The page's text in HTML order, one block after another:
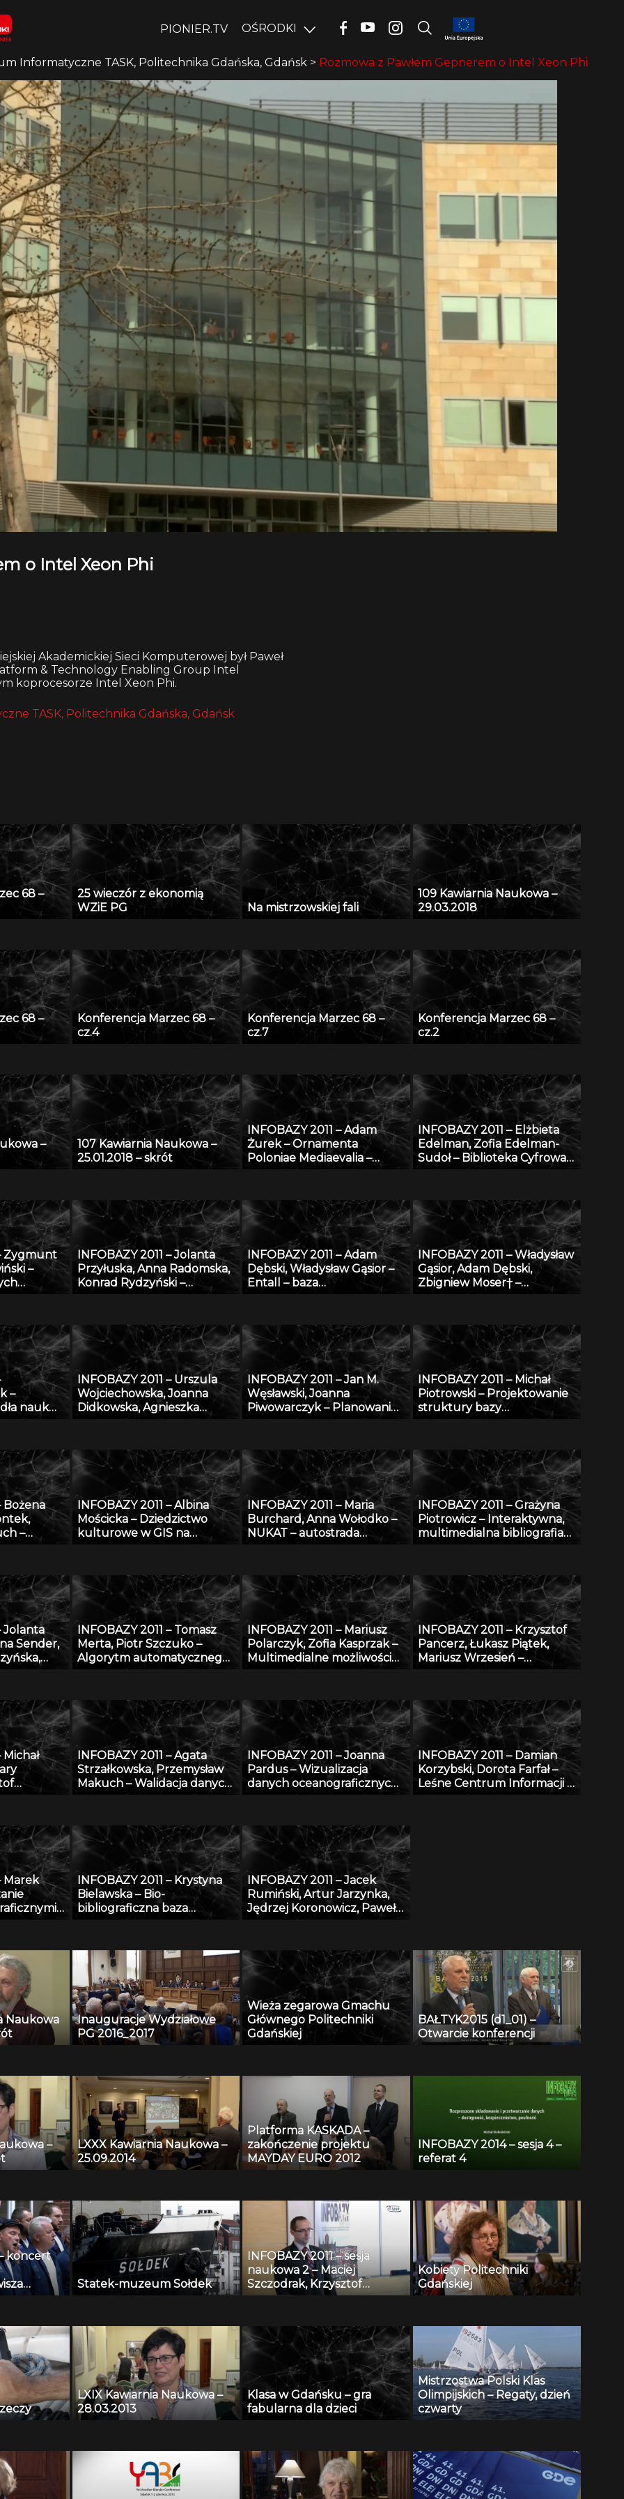
PIONIER.TV OŚRODKI
Informatyczne TASK, Politechnika Gdańska, Gdańsk > Rozmowa z Pawłem Gepnerem o Intel Xeon Phi
o Intel Xeon Phi
Akademickiej Sieci Komputerowej był Paweł
& Technology Enabling Group Intel
koprocesorze Intel Xeon Phi.
TASK, Politechnika Gdańska, Gdańsk
68 –
25 wieczór z ekonomią
WZiE PG
Na mistrzowskiej fali
109 Kawiarnia Naukowa –
29.03.2018
68 –
Konferencja Marzec 68 –
cz.4
Konferencja Marzec 68 –
cz.7
Konferencja Marzec 68 –
cz.2
–
107 Kawiarnia Naukowa –
25.01.2018 – skrót
INFOBAZY 2011 – Adam
Żurek – Ornamenta
Poloniae Mediaevalia –
form i detalu na tle
europejskim
INFOBAZY 2011 – Elżbieta
Edelman, Zofia Edelman-
Sudoł – Biblioteka Cyfrowa
stan obecny i przyszłość
Zygmunt
–
INFOBAZY 2011 – Jolanta
Przyłuska, Anna Radomska,
Konrad Rydzyński –
wiedzą i badaniami
naukowymi w IMP w Łodzi
INFOBAZY 2011 – Adam
Dębski, Władysław Gąsior –
Entall – baza
układu Li-Si
INFOBAZY 2011 – Władysław
Gąsior, Adam Dębski,
Zbigniew Moser† –
fizykochemicznych metali i
stopów
–
nauk
INFOBAZY 2011 – Urszula
Wojciechowska, Joanna
Didkowska, Agnieszka
wymiany wiedzy o
zagrożeniu nowotworami
złośliwymi
INFOBAZY 2011 – Jan M.
Węsławski, Joanna
Piwowarczyk – Planowanie
INFOBAZY 2011 – Michał
Piotrowski – Projektowanie
struktury bazy
ograniczonych zasobów
Bożena
–
INFOBAZY 2011 – Albina
Mościcka – Dziedzictwo
kulturowe w GIS na
INFOBAZY 2011 – Maria
Burchard, Anna Wołodko –
NUKAT – autostrada
INFOBAZY 2011 – Grażyna
Piotrowicz – Interaktywna,
multimedialna bibliografia
Jolanta
Sender,
Cong Le
i
INFOBAZY 2011 – Tomasz
Merta, Piotr Szczuko –
Algorytm automatycznego
wyszukiwania pojazdów w
bazie danych
INFOBAZY 2011 – Mariusz
Polarczyk, Zofia Kasprzak –
Multimedialne możliwości
„Rozbudowa i
przekształcenie
bibliograficznej bazy
danych AGRO w bazę
bibliograficzno-abstraktową
z wykorzystaniem
oprogramowania YA
INFOBAZY 2011 – Krzysztof
Pancerz, Łukasz Piątek,
Mariusz Wrzesień –
zastosowaniem metod
konstruktywnej indukcji
oraz zbiorów przybliżonych
Michał
Zdanowicz
w oparciu
INFOBAZY 2011 – Agata
Strzałkowska, Przemysław
Makuch – Walidacja danych
atmosferycznych
INFOBAZY 2011 – Joanna
Pardus – Wizualizacja
danych oceanograficznych
INFOBAZY 2011 – Damian
Korzybski, Dorota Farfał –
Leśne Centrum Informacji –
Marek
INFOBAZY 2011 – Krystyna
Bielawska – Bio-
bibliograficzna baza
wieku – historia i stan
obecny
INFOBAZY 2011 – Jacek
Rumiński, Artur Jarzynka,
Jędrzej Koronowicz, Paweł
Naukowa
Inauguracje Wydziałowe
PG 2016_2017
Wieża zegarowa Gmachu
Głównego Politechniki
Gdańskiej
BAŁTYK2015 (d1_01) –
Otwarcie konferencji
–
LXXX Kawiarnia Naukowa –
25.09.2014
Platforma KASKADA –
zakończenie projektu
MAYDAY EURO 2012
INFOBAZY 2014 – sesja 4 –
referat 4
koncert
Statek-muzeum Sołdek
INFOBAZY 2011 – sesja
naukowa 2 – Maciej
Szczodrak, Krzysztof
Kopaczewski, Andrzej
Krawczyk – Repozytorium
nagrań testowych i
algorytmy wspomagania
systemów monitoringu
przestrzeni publicznej
Kobiety Politechniki
Gdańskiej
LXIX Kawiarnia Naukowa –
28.03.2013
Klasa w Gdańsku – gra
fabularna dla dzieci
Mistrzostwa Polski Klas
Olimpijskich – Regaty, dzień
czwarty